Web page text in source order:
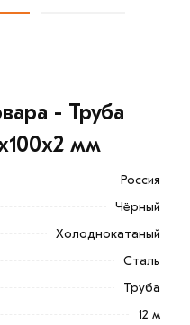
- Труба
мм
Россия
Чёрный
Холоднокатаный
Сталь
Труба
12 м